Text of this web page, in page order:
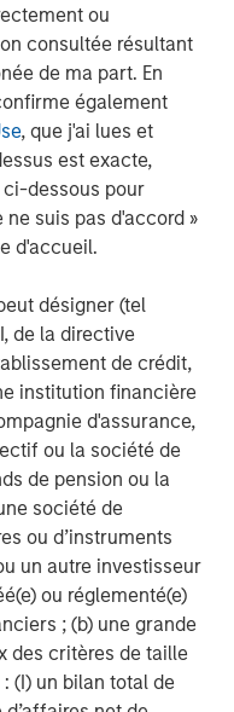
ou
consultée résultant
de ma part. En
également
, que j'ai lues et
est exacte,
dessous pour
suis pas d'accord »
d'accueil.
désigner (tel
de la directive
de crédit,
institution financière
d'assurance,
ou la société de
de pension ou la
société de
ou d’instruments
un autre investisseur
ou réglementé(e)
; (b) une grande
des critères de taille
(I) un bilan total de
remains resilient
across
continues to
by a
and
asset-level
achieve its investment
risk, which is the